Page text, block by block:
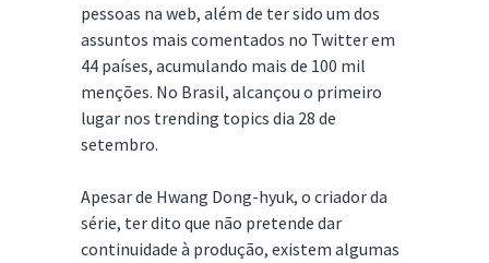
pessoas na web, além de ter sido um dos
assuntos mais comentados no Twitter em
44 países, acumulando mais de 100 mil
menções. No Brasil, alcançou o primeiro
lugar nos trending topics dia 28 de
setembro.
Apesar de Hwang Dong-hyuk, o criador da
série, ter dito que não pretende dar
continuidade à produção, existem algumas